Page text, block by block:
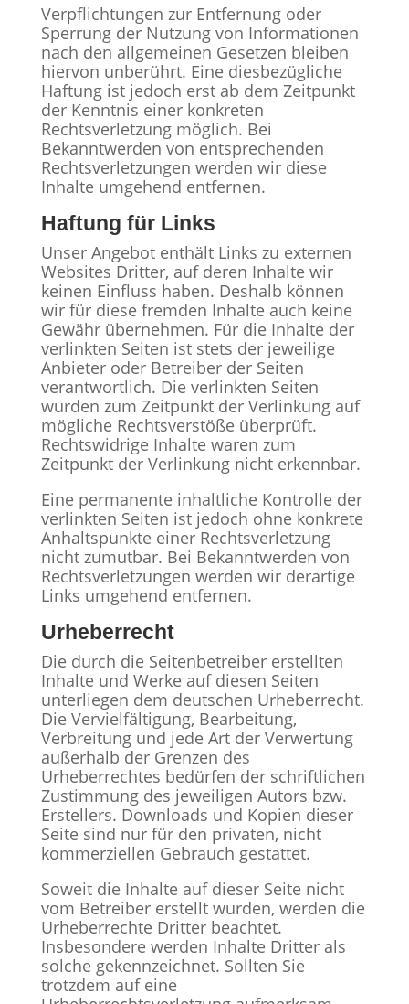
Verpflichtungen zur Entfernung oder
Sperrung der Nutzung von Informationen
nach den allgemeinen Gesetzen bleiben
hiervon unberührt. Eine diesbezügliche
Haftung ist jedoch erst ab dem Zeitpunkt
der Kenntnis einer konkreten
Rechtsverletzung möglich. Bei
Bekanntwerden von entsprechenden
Rechtsverletzungen werden wir diese
Inhalte umgehend entfernen.
Haftung für Links
Unser Angebot enthält Links zu externen
Websites Dritter, auf deren Inhalte wir
keinen Einfluss haben. Deshalb können
wir für diese fremden Inhalte auch keine
Gewähr übernehmen. Für die Inhalte der
verlinkten Seiten ist stets der jeweilige
Anbieter oder Betreiber der Seiten
verantwortlich. Die verlinkten Seiten
wurden zum Zeitpunkt der Verlinkung auf
mögliche Rechtsverstöße überprüft.
Rechtswidrige Inhalte waren zum
Zeitpunkt der Verlinkung nicht erkennbar.
Eine permanente inhaltliche Kontrolle der
verlinkten Seiten ist jedoch ohne konkrete
Anhaltspunkte einer Rechtsverletzung
nicht zumutbar. Bei Bekanntwerden von
Rechtsverletzungen werden wir derartige
Links umgehend entfernen.
Urheberrecht
Die durch die Seitenbetreiber erstellten
Inhalte und Werke auf diesen Seiten
unterliegen dem deutschen Urheberrecht.
Die Vervielfältigung, Bearbeitung,
Verbreitung und jede Art der Verwertung
außerhalb der Grenzen des
Urheberrechtes bedürfen der schriftlichen
Zustimmung des jeweiligen Autors bzw.
Erstellers. Downloads und Kopien dieser
Seite sind nur für den privaten, nicht
kommerziellen Gebrauch gestattet.
Soweit die Inhalte auf dieser Seite nicht
vom Betreiber erstellt wurden, werden die
Urheberrechte Dritter beachtet.
Insbesondere werden Inhalte Dritter als
solche gekennzeichnet. Sollten Sie
trotzdem auf eine